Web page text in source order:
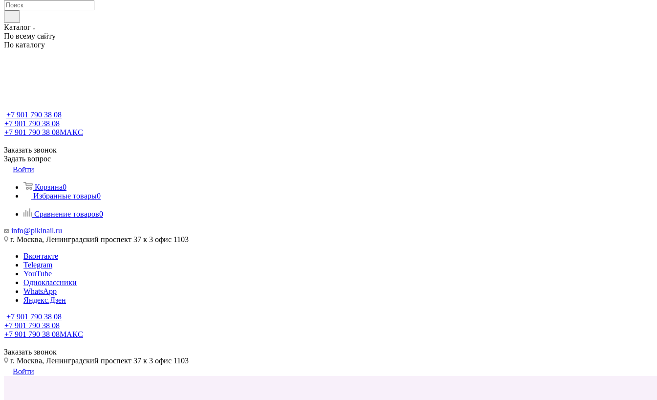
Каталог
По всему сайту
По каталогу
+7 901 790 38 08
+7 901 790 38 08
+7 901 790 38 08МАКС
Заказать звонок
Задать вопрос
Войти
Корзина0
Избранные товары0
Сравнение товаров0
info@pikinail.ru
г. Москва, Ленинградский проспект 37 к 3 офис 1103
Вконтакте
Telegram
YouTube
Одноклассники
WhatsApp
Яндекс.Дзен
+7 901 790 38 08
+7 901 790 38 08
+7 901 790 38 08МАКС
Заказать звонок
г. Москва, Ленинградский проспект 37 к 3 офис 1103
Войти